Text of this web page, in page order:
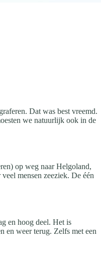
Dat was best vreemd.
we natuurlijk ook in de
op weg naar Helgoland,
mensen zeeziek. De één
en hoog deel. Het is
en weer terug. Zelfs met een